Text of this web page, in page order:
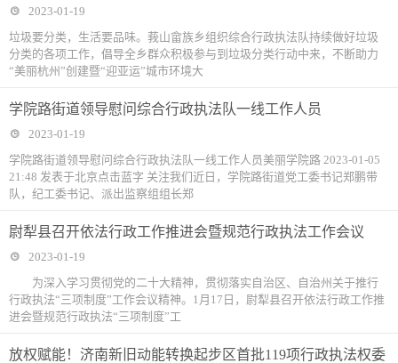
2023-01-19
垃圾要分类，生活要品味。莪山畲族乡组织综合行政执法队持续做好垃圾
分类的各项工作，倡导全乡群众积极参与到垃圾分类行动中来，不断助力
“美丽杭州”创建暨“迎亚运”城市环境大
学院路街道领导慰问综合行政执法队一线工作人员
2023-01-19
学院路街道领导慰问综合行政执法队一线工作人员美丽学院路 2023-01-05
21:48 发表于北京点击蓝字 关注我们近日，学院路街道党工委书记郑鹏带
队，纪工委书记、派出监察组组长郑
尉犁县召开依法行政工作推进会暨规范行政执法工作会议
2023-01-19
为深入学习贯彻党的二十大精神，贯彻落实自治区、自治州关于推行
行政执法“三项制度”工作会议精神。1月17日，尉犁县召开依法行政工作推
进会暨规范行政执法“三项制度”工
放权赋能！济南新旧动能转换起步区首批119项行政执法权委